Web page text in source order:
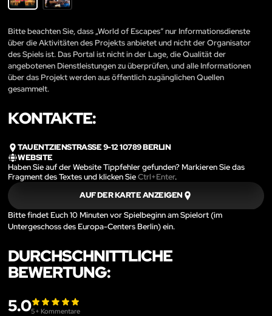
Bitte beachten Sie, dass „World of Escapes“ nur Informationsdienste
über die Aktivitäten des Projekts anbietet und nicht der Organisator
des Spiels ist. Das Portal ist nicht in der Lage, die Qualität der
angebotenen Dienstleistungen zu überprüfen, und alle Informationen
über das Projekt werden aus öffentlich zugänglichen Quellen
gesammelt.
KONTAKTE:
TAUENTZIENSTRASSE 9-12 10789 BERLIN
WEBSITE
Haben Sie auf der Website Tippfehler gefunden? Markieren Sie das
Fragment des Textes und klicken SieCtrl+Enter.
AUF DER KARTE ANZEIGEN
Bitte findet Euch 10 Minuten vor Spielbeginn am Spielort (im
Untergeschoss des Europa-Centers Berlin) ein.
DURCHSCHNITTLICHE
BEWERTUNG:
5.05+ Kommentare